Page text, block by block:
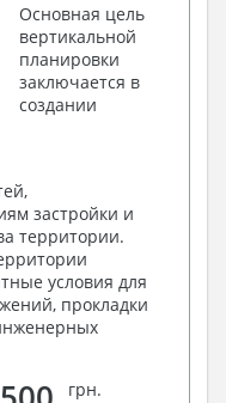
отделок
и
фундаментов
расположения
или Узлы
Основная цель
вертикальной
планировки
заключается в
создании
застройки и
территории.
условия для
прокладки
грн.